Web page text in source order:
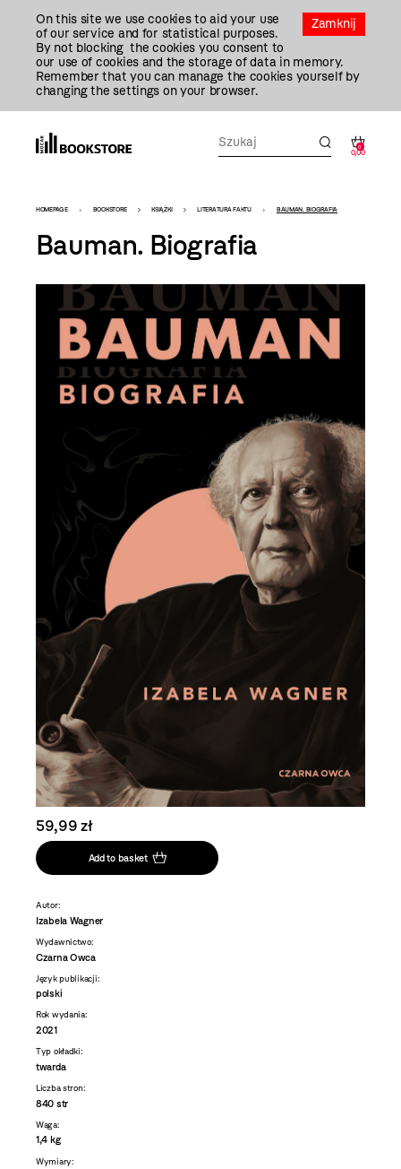
Zamknij
On this site we use cookies to aid your use
of our service and for statistical purposes.
By not blocking the cookies you consent to
our use of cookies and the storage of data in memory.
Remember that you can manage the cookies yourself by
changing the settings on your browser.
0
0,00
Bookstore
-
szablon
szczegóły
HOMEPAGE BOOKSTORE KSIĄŻKI LITERATURA FAKTU BAUMAN. BIOGRAFIA
Bauman. Biografia
59,99 zł
Add to basket
Autor:
Izabela Wagner
Wydawnictwo:
Czarna Owca
Język publikacji:
polski
Rok wydania:
2021
Typ okładki:
twarda
Liczba stron:
840 str
Waga:
1,4 kg
Wymiary: